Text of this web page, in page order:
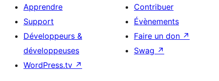
Apprendre
Support
Développeurs &
développeuses
WordPress.tv ↗
Contribuer
Évènements
Faire un don ↗
Swag ↗